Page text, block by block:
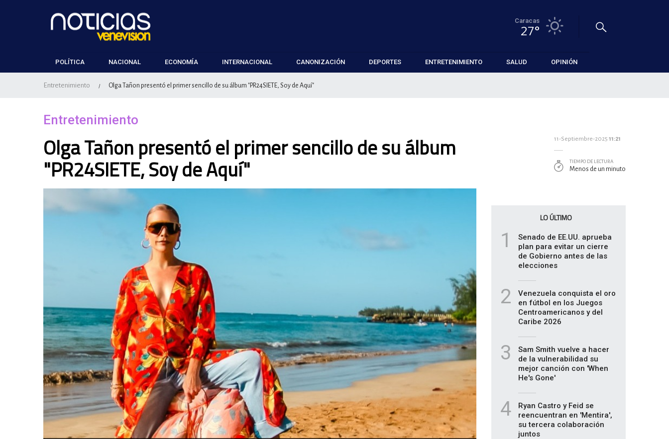
Caracas
27°
POLÍTICA NACIONAL ECONOMÍA INTERNACIONAL CANONIZACIÓN DEPORTES ENTRETENIMIENTO SALUD OPINIÓN
Entretenimiento / Olga Tañon presentó el primer sencillo de su álbum "PR24SIETE, Soy de Aquí"
Entretenimiento
Olga Tañon presentó el primer sencillo de su álbum
"PR24SIETE, Soy de Aquí"
11-Septiembre-2025 11:21
TIEMPO DE LECTURA
Menos de un minuto
LO ÚLTIMO
1
Senado de EE.UU. aprueba
plan para evitar un cierre
de Gobierno antes de las
elecciones
2
Venezuela conquista el oro
en fútbol en los Juegos
Centroamericanos y del
Caribe 2026
3
Sam Smith vuelve a hacer
de la vulnerabilidad su
mejor canción con 'When
He's Gone'
4
Ryan Castro y Feid se
reencuentran en 'Mentira',
su tercera colaboración
juntos